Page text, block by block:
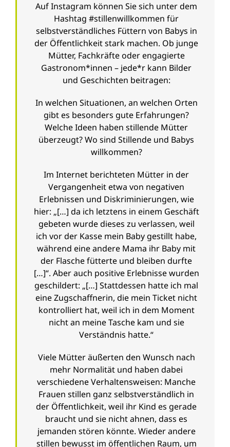
Auf Instagram können Sie sich unter dem
Hashtag #stillenwillkommen für
selbstverständliches Füttern von Babys in
der Öffentlichkeit stark machen. Ob junge
Mütter, Fachkräfte oder engagierte
Gastronom*innen – jede*r kann Bilder
und Geschichten beitragen:
In welchen Situationen, an welchen Orten
gibt es besonders gute Erfahrungen?
Welche Ideen haben stillende Mütter
überzeugt? Wo sind Stillende und Babys
willkommen?
Im Internet berichteten Mütter in der
Vergangenheit etwa von negativen
Erlebnissen und Diskriminierungen, wie
hier: „[…] da ich letztens in einem Geschäft
gebeten wurde dieses zu verlassen, weil
ich vor der Kasse mein Baby gestillt habe,
während eine andere Mama ihr Baby mit
der Flasche fütterte und bleiben durfte
[…]“. Aber auch positive Erlebnisse wurden
geschildert: „[…] Stattdessen hatte ich mal
eine Zugschaffnerin, die mein Ticket nicht
kontrolliert hat, weil ich in dem Moment
nicht an meine Tasche kam und sie
Verständnis hatte.“
Viele Mütter äußerten den Wunsch nach
mehr Normalität und haben dabei
verschiedene Verhaltensweisen: Manche
Frauen stillen ganz selbstverständlich in
der Öffentlichkeit, weil ihr Kind es gerade
braucht und sie nicht ahnen, dass es
jemanden stören könnte. Wieder andere
stillen bewusst im öffentlichen Raum, um